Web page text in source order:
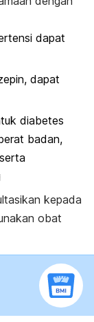
dapat
dapat
diabetes
badan,
kepada
obat